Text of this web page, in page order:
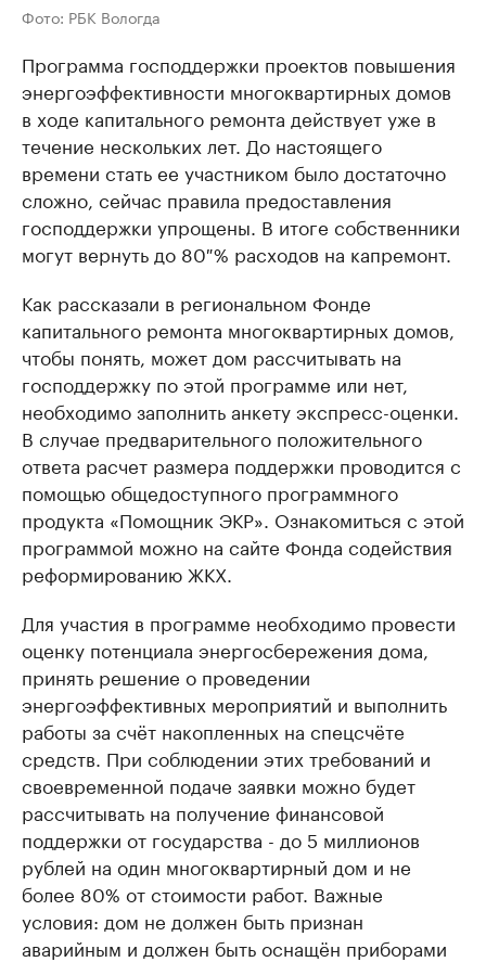
Фото: РБК Вологда
Программа господдержки проектов повышения
энергоэффективности многоквартирных домов
в ходе капитального ремонта действует уже в
течение нескольких лет. До настоящего
времени стать ее участником было достаточно
сложно, сейчас правила предоставления
господдержки упрощены. В итоге собственники
могут вернуть до 80 % расходов на капремонт.
Как рассказали в региональном Фонде
капитального ремонта многоквартирных домов,
чтобы понять, может дом рассчитывать на
господдержку по этой программе или нет,
необходимо заполнить анкету экспресс-оценки.
В случае предварительного положительного
ответа расчет размера поддержки проводится с
помощью общедоступного программного
продукта «Помощник ЭКР». Ознакомиться с этой
программой можно на сайте Фонда содействия
реформированию ЖКХ.
Для участия в программе необходимо провести
оценку потенциала энергосбережения дома,
принять решение о проведении
энергоэффективных мероприятий и выполнить
работы за счёт накопленных на спецсчёте
средств. При соблюдении этих требований и
своевременной подаче заявки можно будет
рассчитывать на получение финансовой
поддержки от государства - до 5 миллионов
рублей на один многоквартирный дом и не
более 80% от стоимости работ. Важные
условия: дом не должен быть признан
аварийным и должен быть оснащён приборами